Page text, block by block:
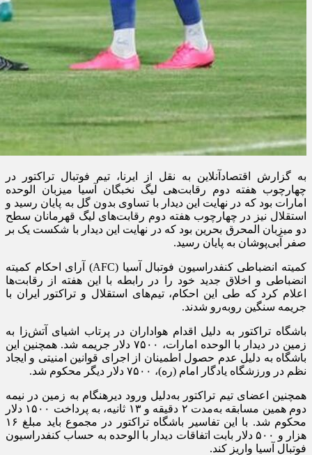
به گزارش اقتصادآنلاین به نقل از ایرنا، تیم فوتبال تراکتور در
چهارچوب هفته دوم رقابت‌هی لیگ نخبگان آسیا میزبان الوحده
امارات بود که در نهایت این دیدار با تساوی بدون گل به پایان رسید و
استقلال نیز در چهارچوب هفته دوم رقابت‌های لیگ قهرمانان سطح
دو میزبان المحرق بحرین بود که در نهایت این دیدار با شکست یک بر
صفر آبی‌پوشان به پایان رسید.
کمیته انضباطی کنفدراسیون فوتبال آسیا (AFC) آرای احکام کمیته
انضباطی و اخلاق جدید خود را در رابطه با این هفته از رقابت‌ها
اعلام کرد که طی این احکام، تیم‌های استقلال و تراکتور ایران با
جریمه سنگین رو‌به‌رو شدند.
باشگاه تراکتور به دلیل اقدام هواداران در پرتاب اشیای آتش‌زا به
زمین در دیدار با الوحده امارات، ۷۵۰۰ دلار جریمه شد. همچنین این
باشگاه به دلیل عدم حصول اطمینان از اجرای قوانین امنیتی و ایجاد
نظم در ورزشگاه یادگار امام (ره)، ۷۵۰۰ دلار دیگر محکوم شد.
همچنین اعضای تیم تراکتور به‌دلیل ورود دیرهنگام به زمین در نیمه
دوم همین مسابقه به‌مدت ۲ دقیقه و ۱۳ ثانیه، به پرداخت ۱۵۰۰ دلار
محکوم شد. با این تفاسیر باشگاه تراکتور در مجموع باید مبلغ ۱۶
هزار و ۵۰۰ دلار بابت اتفاقات دیدار با الوحده به حساب کنفدراسیون
فوتبال آسیا واریز کند.